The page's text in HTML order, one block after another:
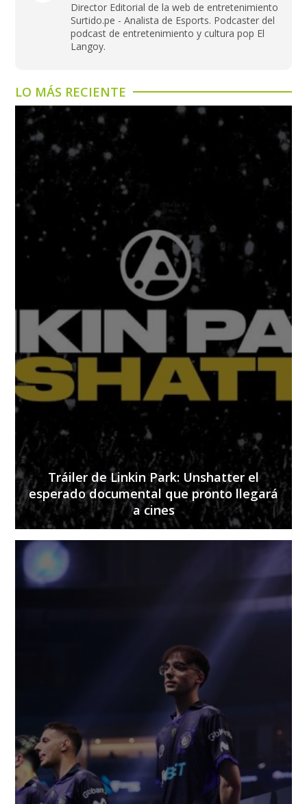
Director Editorial de la web de entretenimiento
Surtido.pe - Analista de Esports. Podcaster del
podcast de entretenimiento y cultura pop El
Langoy.
LO MÁS RECIENTE
Tráiler de Linkin Park: Unshatter el
esperado documental que pronto llegará
a cines